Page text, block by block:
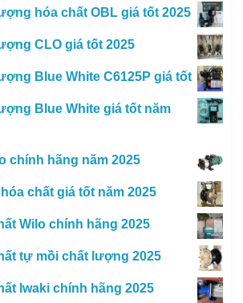
hóa chất OBL giá tốt 2025
CLO giá tốt 2025
Blue White C6125P giá tốt
Blue White giá tốt năm
chính hãng năm 2025
chất giá tốt năm 2025
Wilo chính hãng 2025
tự mồi chất lượng 2025
Iwaki chính hãng 2025